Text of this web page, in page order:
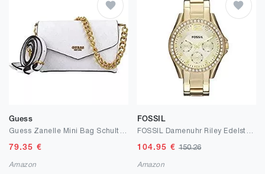
Guess
79.35 €
Amazon
FOSSIL
104.95 € 150.26
Amazon